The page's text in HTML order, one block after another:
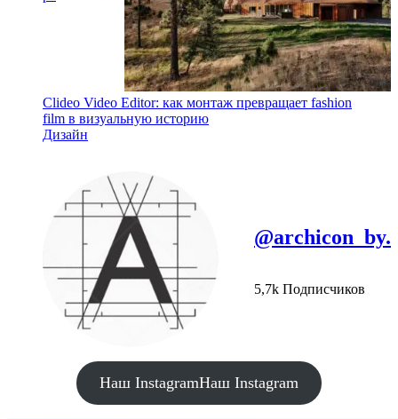
Clideo Video Editor: как монтаж превращает fashion
film в визуальную историю
Дизайн
@archicon_by.
5,7k Подписчиков
Наш InstagramНаш Instagram